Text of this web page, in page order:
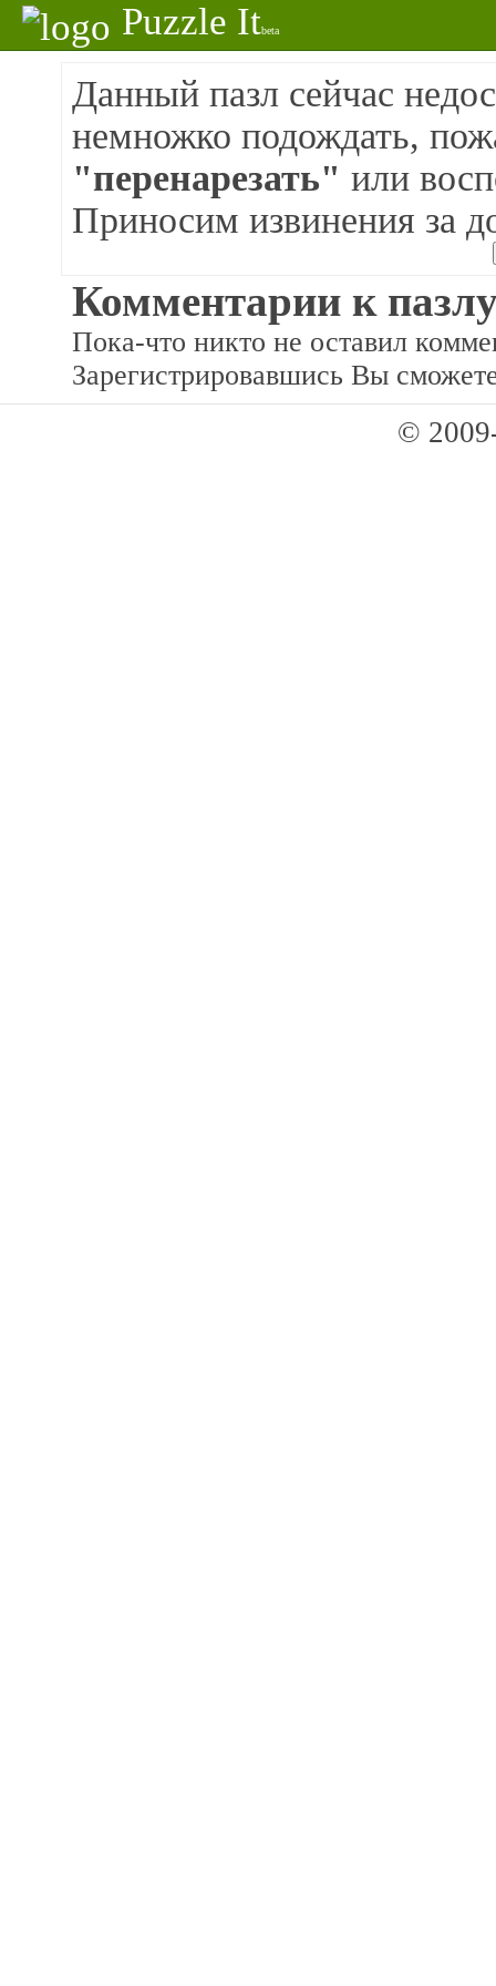
Puzzle Itbeta
Данный пазл сейчас
немножко подождать,
"перенарезать" или
Приносим извинения за
Комментарии к
Пока-что никто не оставил
Зарегистрировавшись Вы
©